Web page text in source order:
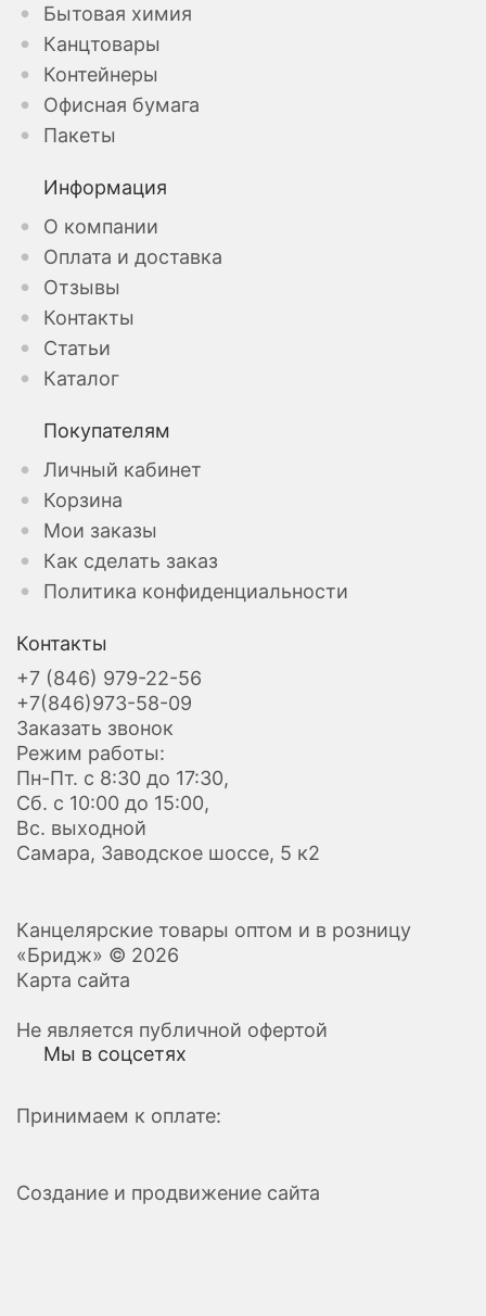
Бытовая химия
Канцтовары
Контейнеры
Офисная бумага
Пакеты
Информация
О компании
Оплата и доставка
Отзывы
Контакты
Статьи
Каталог
Покупателям
Личный кабинет
Корзина
Мои заказы
Как сделать заказ
Политика конфиденциальности
Контакты
+7 (846) 979-22-56
+7(846)973-58-09
Заказать звонок
Режим работы:
Пн-Пт. с 8:30 до 17:30,
Сб. с 10:00 до 15:00,
Вс. выходной
Самара, Заводское шоссе, 5 к2
Канцелярские товары оптом и в розницу
«Бридж» © 2026
Карта сайта
Не является публичной офертой
Мы в соцсетях
Принимаем к оплате:
Создание и продвижение сайта